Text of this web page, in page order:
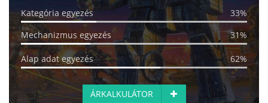
Kategória egyezés
33%
Mechanizmus egyezés
31%
Alap adat egyezés 62%
ÁRKALKULÁTOR